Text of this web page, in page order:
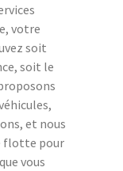
votre
soit
soit le
et nous
flotte pour
vous